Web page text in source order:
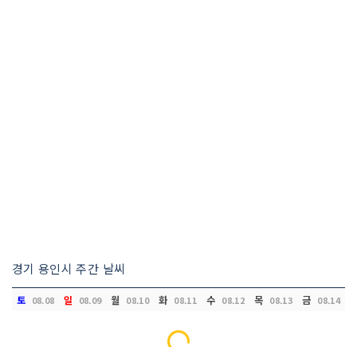
경기 용인시 주간 날씨
토 08.08 일 08.09 월 08.10 화 08.11 수 08.12 목 08.13 금 08.14
Loading...